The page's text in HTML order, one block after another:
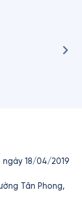
1904);
religion
ngày 18/04/2019
Tân Phong,